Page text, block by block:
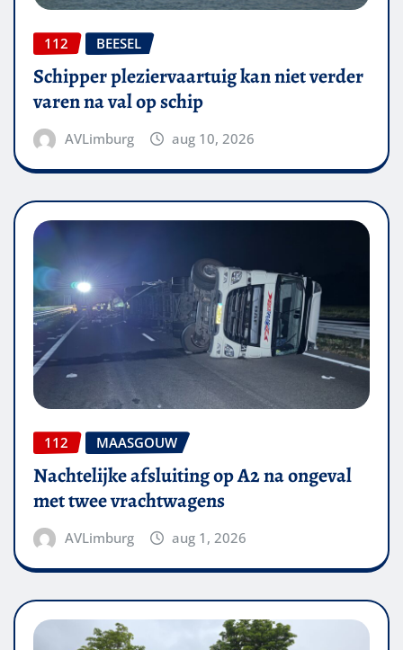
112 BEESEL
Schipper pleziervaartuig kan niet verder
varen na val op schip
AVLimburg aug 10, 2026
112 MAASGOUW
Nachtelijke afsluiting op A2 na ongeval
met twee vrachtwagens
AVLimburg aug 1, 2026